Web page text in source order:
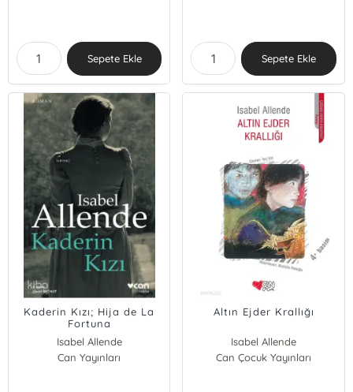
Sepete Ekle Sepete Ekle
Kaderin Kızı; Hija de La
Fortuna
Isabel Allende
Can Yayınları
Altın Ejder Krallığı
Isabel Allende
Can Çocuk Yayınları